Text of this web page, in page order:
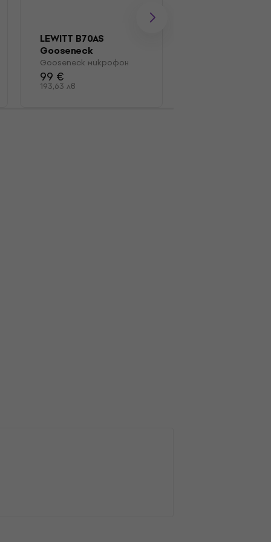
LEWITT B70AS
Gooseneck
микрофон
Gooseneck микрофон
99 €
193,63 лв